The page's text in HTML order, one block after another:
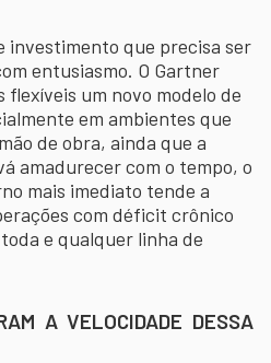
investimento que precisa ser
entusiasmo. O Gartner
flexíveis um novo modelo de
em ambientes que
de obra, ainda que a
amadurecer com o tempo, o
mais imediato tende a
com déficit crônico
e qualquer linha de
A VELOCIDADE DESSA